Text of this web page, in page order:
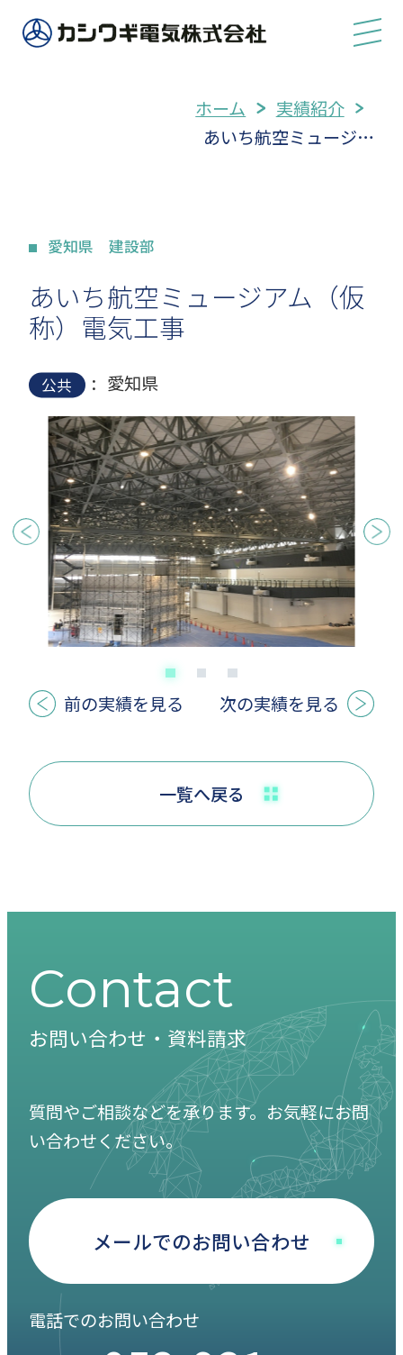
ホーム
実績紹介
あいち航空ミュージ…
愛知県 建設部
あいち航空ミュージアム（仮
称）電気工事
公共 : 愛知県
前の実績を見る
一覧へ戻る
次の実績を見る
Contact
お問い合わせ・資料請求
質問やご相談などを承ります。お気軽にお問
い合わせください。
メールでのお問い合わせ
電話でのお問い合わせ